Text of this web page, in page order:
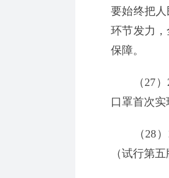
要始终把
环节发力
保障。
（27）2
口罩首次实
（28）2
（试行第五